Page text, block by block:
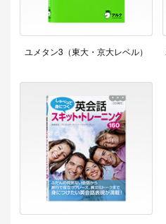
ユメタン3（東大・京大レベル）